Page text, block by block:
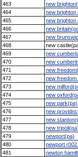
463
new
464
new brighton
465
new brighton
466
new
467
new
468
new
469
new
470
new
471
new
472
new freedom
473
new
474
new
475
new park(pa)
476
new
477
new
478
new tripoli(pa)
479
newport(pa)
480
newport r002
481
newton